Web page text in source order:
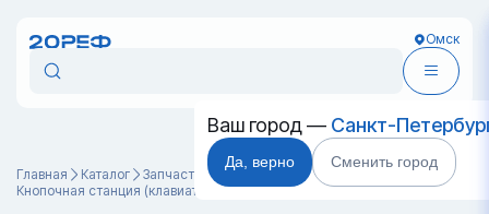
Омск
Ваш город — Санкт-
Да, верно Сменить город
Главная Каталог
Запчасти для контейнеров
Кнопочная станция (клавиатура) ML2i ML3 Carrier 79-66669-04